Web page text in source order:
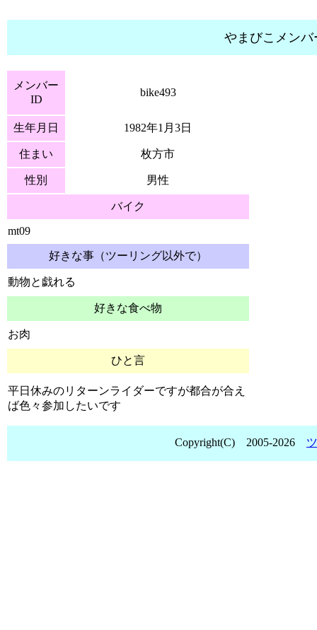
やまびこメン
メンバー
ID
bike493
生年月日 1982年1月3日
住まい 枚方市
性別 男性
バイク
mt09
好きな事（ツーリング以外で）
動物と戯れる
好きな食べ物
お肉
ひと言
平日休みのリターンライダーですが都合が合え
ば色々参加したいです
Copyright(C) 2005-2026